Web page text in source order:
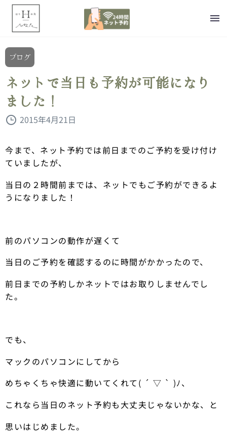
ブログ
ネットで当日も予約が可能になり
ました！
2015年4月21日
今まで、ネット予約では前日までのご予約を受け付け
ていましたが、
当日の２時間前までは、ネットでもご予約ができるよ
うになりました！
前のパソコンの動作が遅くて
当日のご予約を確認するのに時間がかかったので、
前日までの予約しかネットではお取りしませんでし
た。
でも、
マックのパソコンにしてから
めちゃくちゃ快適に動いてくれて( ´ ▽ ` )ﾉ、
これなら当日のネット予約も大丈夫じゃないかな、と
思いはじめました。